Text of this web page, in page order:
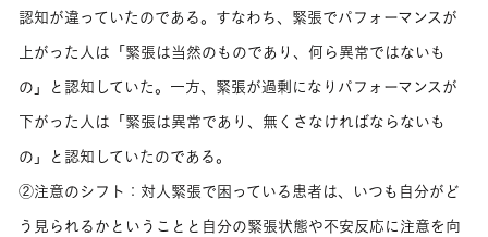
認知が違っていたのである。すなわち、緊張でパフォーマンスが
上がった人は「緊張は当然のものであり、何ら異常ではないも
の」と認知していた。一方、緊張が過剰になりパフォーマンスが
下がった人は「緊張は異常であり、無くさなければならないも
の」と認知していたのである。
②注意のシフト：対人緊張で困っている患者は、いつも自分がど
う見られるかということと自分の緊張状態や不安反応に注意を向